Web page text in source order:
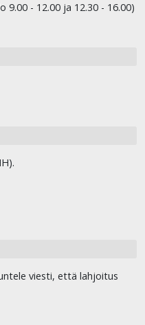
9.00 - 12.00 ja 12.30 - 16.00)
viesti, että lahjoitus